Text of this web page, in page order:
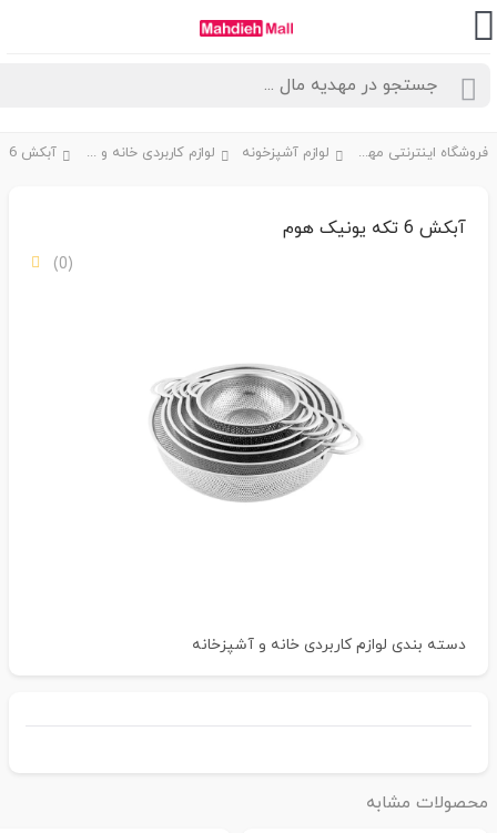
فروشگاه اینترنتی مهدیه مال لوازم آشپزخونه لوازم کاربردی خانه و آشپزخانه
آبکش 6 تکه یونیک هوم
دسته بندیلوازم کاربردی خانه و آشپزخانه
مشابه